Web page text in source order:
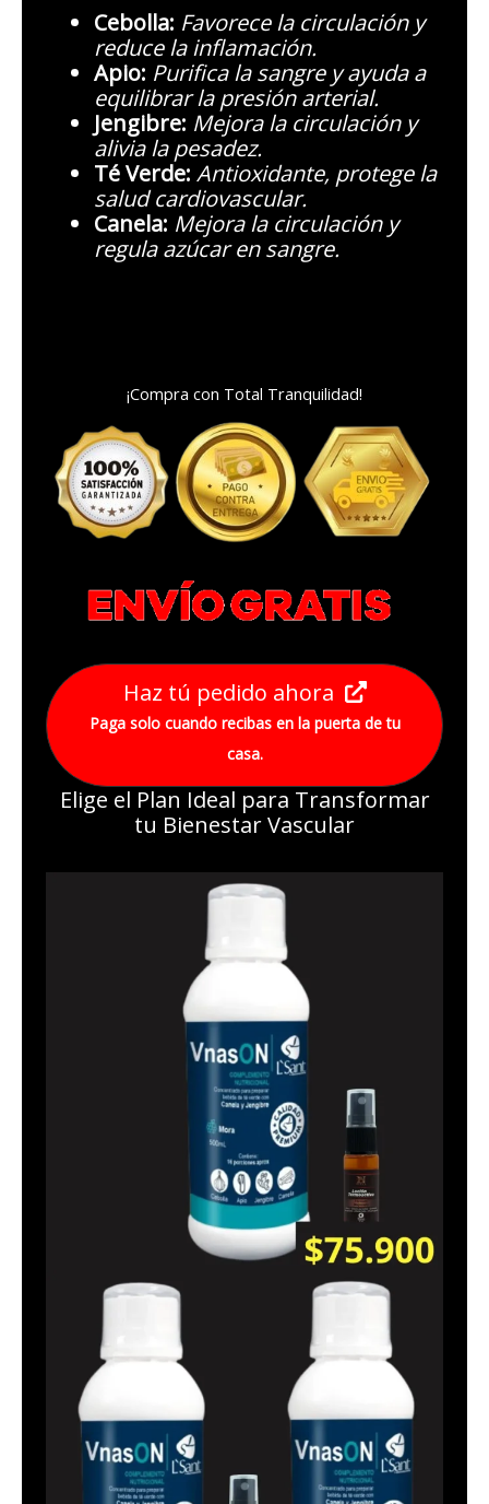
Cebolla: Favorece la circulación y
reduce la inflamación.
Apio: Purifica la sangre y ayuda a
equilibrar la presión arterial.
Jengibre: Mejora la circulación y
alivia la pesadez.
Té Verde: Antioxidante, protege la
salud cardiovascular.
Canela: Mejora la circulación y
regula azúcar en sangre.
¡Compra con Total Tranquilidad!
Haz tú pedido ahora
Paga solo cuando recibas en la puerta de tu
casa.
Elige el Plan Ideal para Transformar
tu Bienestar Vascular